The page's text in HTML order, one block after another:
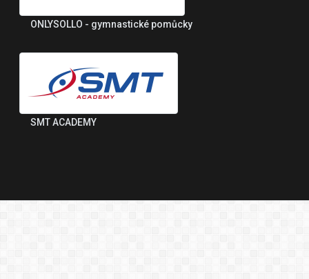
ONLYSOLLO - gymnastické pomůcky
SMT ACADEMY